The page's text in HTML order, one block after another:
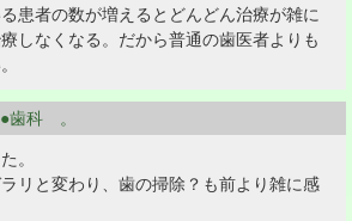
患者の数が増えるとどんどん治療が雑に
しなくなる。だから普通の歯医者よりも
歯科 。
。
リと変わり、歯の掃除？も前より雑に感